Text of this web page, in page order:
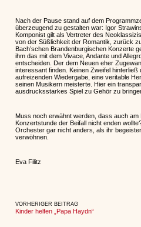
Nach der Pause stand auf dem
überzeugend zu gestalten war: Igor
Komponist gilt als Vertreter des
von der Süßlichkeit der Romantik, zurück
Bach’schen Brandenburgischen Konzerte
ihm das mit dem Vivace, Andante und
entscheiden. Der dem Neuen eher
interessant finden. Keinen Zweifel
aufreizenden Wiedergabe, eine veritable
seinen Musikern meisterte. Hier ein
ausdrucksstarkes Spiel zu Gehör zu
Muss noch erwähnt werden, dass auch am
Konzertstunde der Beifall nicht enden
Orchester gar nicht anders, als ihr
verwöhnen.
Eva Filitz
VORHERIGER BEITRAG
Kinder helfen „Papa Haydn“